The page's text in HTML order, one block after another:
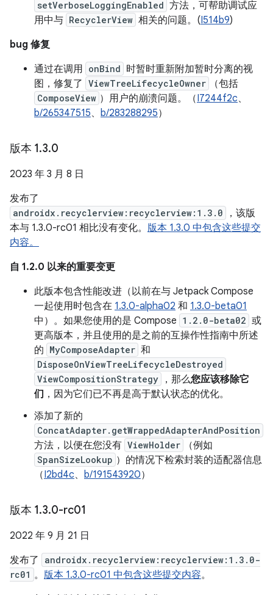
setVerboseLoggingEnabled 方法，可帮助调试应
用中与 RecyclerView 相关的问题。(I514b9)
bug 修复
通过在调用 onBind 时暂时重新附加暂时分离的视
图，修复了 ViewTreeLifecycleOwner （包括
ComposeView ）用户的崩溃问题。（I7244f2c、
b/265347515、 b/283288295）
版本 1.3.0
2023 年 3 月 8 日
发布了
androidx.recyclerview:recyclerview:1.3.0
，该版
本与 1.3.0-rc01 相比没有变化。 版本 1.3.0 中包含这些提交
内容。
自 1.2.0 以来的重要变更
此版本包含性能改进（以前在与 Jetpack Compose
一起使用时包含在 1.3.0-alpha02 和 1.3.0-beta01
中）。如果您使用的是 Compose 1.2.0-beta02 或
更高版本，并且使用的是之前的互操作性指南中所述
的 MyComposeAdapter 和
DisposeOnViewTreeLifecycleDestroyed
ViewCompositionStrategy
，那么您应该移除它
们 ，因为它们已不再是高于默认状态的优化。
添加了新的
ConcatAdapter.getWrappedAdapterAndPosition
方法，以便在您没有 ViewHolder （例如
SpanSizeLookup ）的情况下检索封装的适配器信息
（I2bd4c、 b/191543920）
版本 1.3.0-rc01
2022 年 9 月 21 日
发布了
androidx.recyclerview:recyclerview:1.3.0-
rc01 。 版本 1.3.0-rc01 中包含这些提交内容。